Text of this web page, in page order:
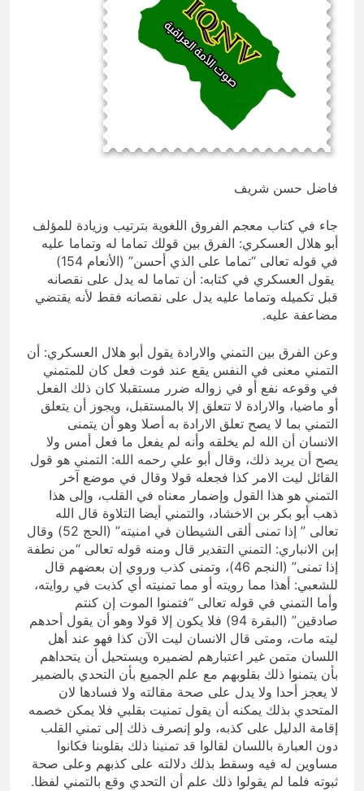
وأسلحتهم ود الذين كفروا لو تغفلون عن
13 ساعة Ago
مقترح داعية الميدان للتعريف بتعاليم
وأحكام الشرائع والأديان
فاضل حسن شريف
جاء في کتاب معجم الفروق اللغوية بترتيب وزيادة للمؤلف
أبو هلال العسكري: الفرق بين قولك تماما له وتماما عليه
في قوله تعالى “تماما على الذي أحسن” (الأنعام 154)
يقول العسكري في كتابه: أن تماما له يدل على نقصانه
قبل تكميله وتماما عليه يدل على نقصانه فقط لأنه يقتضي
مضاعفة عليه.
وعن الفرق بين التمني والارادة يقول أبو هلال العسكري: أن
التمني معنى في النفس يقع عند فوت فعل كان للمتمني
في وقوعه نفع أو في زواله ضرر مستقبلا كان ذلك الفعل
أو ماضيا، والارادة لا تتعلق إلا بالمستقبل، ويجوز أن يتعلق
التمني بما لا يصح تعلق الارادة به أصلا وهو أن يتمنى
الانسان أن الله لم يخلقه وأنه لم يفعل ما فعل أمس ولا
يصح أن يريد ذلك، وقال أبو علي رحمه الله: التمني هو قول
القائل ليت الامر كذا فجعله قولا وقال في موضع آخر
التمني هو هذا القول وإضمار معناه في القلب، وإلى هذا
ذهب أبو بكر بن الاخشاد، والتمني أيضا التلاوة قال الله
تعالى ” إذا تمنى ألقى الشيطان في امنيته” (الحج 52) وقال
إبن الانباري: التمني التقدير قال ومنه قوله تعالى “من نطفة
إذا تمنى” (النجم 46)، وتمنى كذب وروي إن بعضهم قال
للشعبي: أهذا مما رويته أو مما تمنيته أي كذبت في روايته،
وأما التمني في قوله تعالى “فتمنوا الموت إن كنتم
صادقين” (البقرة 94) فلا يكون إلا قولا وهو أن يقول أحدهم
ليته مات، ومتى قال الانسان ليت الآن كذا فهو عند أهل
اللسان متمن غير اعتبارهم لضميره ويستحيل أن يتحداهم
بأن يتمنوا ذلك بقلوبهم مع علم الجميع بأن التحدي بالضمير
لا يعجز أحدا ولا يدل على صحة مقالته ولا فسادها لان
المتحدي بذلك يمكنه أن يقول تمنيت بقلبي فلا يمكن خصمه
إقامة الدليل على كذبه، ولو إنصرف ذلك إلى تمني القلب
دون العبارة باللسان لقالوا قد تمنينا ذلك بقلوبنا فكانوا
مساوين له فيه وسقط بذلك دلالته على كذبهم وعلى صحة
ثبوته فلما لم يقولوا ذلك علم أن التحدي وقع بالتمني لفظا.